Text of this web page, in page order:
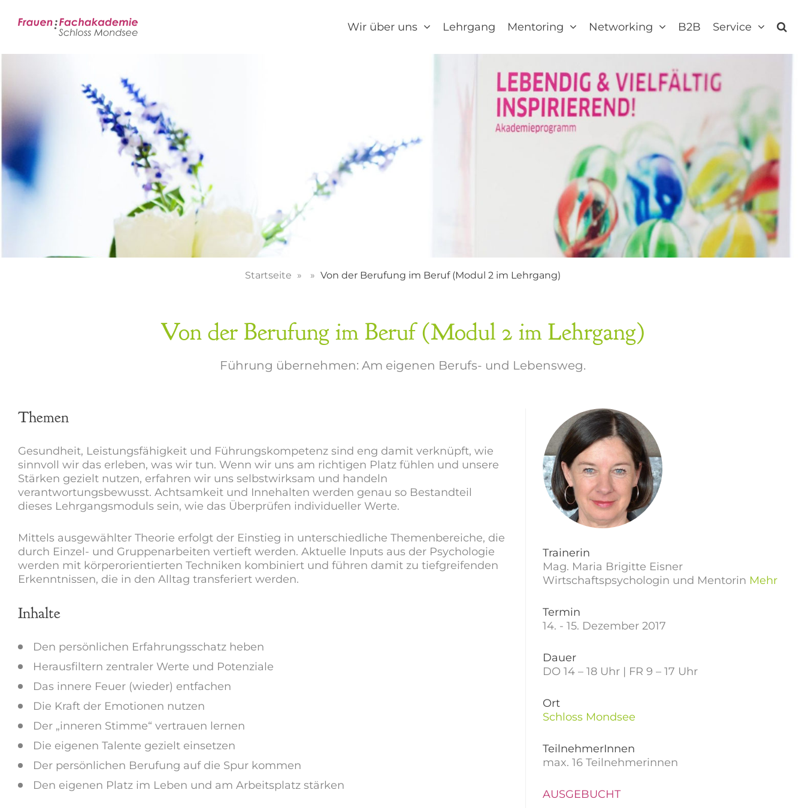
Wir über uns Lehrgang Mentoring Networking B2B Service
Startseite Von der Berufung im Beruf (Modul 2 im Lehrgang)
Von der Berufung im Beruf (Modul 2 im Lehrgang)
Führung übernehmen: Am eigenen Berufs- und Lebensweg.
Themen
Gesundheit, Leistungsfähigkeit und Führungskompetenz sind eng damit verknüpft, wie
sinnvoll wir das erleben, was wir tun. Wenn wir uns am richtigen Platz fühlen und unsere
Stärken gezielt nutzen, erfahren wir uns selbstwirksam und handeln
verantwortungsbewusst. Achtsamkeit und Innehalten werden genau so Bestandteil
dieses Lehrgangsmoduls sein, wie das Überprüfen individueller Werte.
Mittels ausgewählter Theorie erfolgt der Einstieg in unterschiedliche Themenbereiche, die
durch Einzel- und Gruppenarbeiten vertieft werden. Aktuelle Inputs aus der Psychologie
werden mit körperorientierten Techniken kombiniert und führen damit zu tiefgreifenden
Erkenntnissen, die in den Alltag transferiert werden.
Inhalte
Den persönlichen Erfahrungsschatz heben
Herausfiltern zentraler Werte und Potenziale
Das innere Feuer (wieder) entfachen
Die Kraft der Emotionen nutzen
Der „inneren Stimme“ vertrauen lernen
Die eigenen Talente gezielt einsetzen
Der persönlichen Berufung auf die Spur kommen
Den eigenen Platz im Leben und am Arbeitsplatz stärken
Trainerin
Mag. Maria Brigitte Eisner
Wirtschaftspsychologin und Mentorin Mehr
Termin
14. - 15. Dezember 2017
Dauer
DO 14 – 18 Uhr | FR 9 – 17 Uhr
Ort
Schloss Mondsee
TeilnehmerInnen
max. 16 Teilnehmerinnen
AUSGEBUCHT